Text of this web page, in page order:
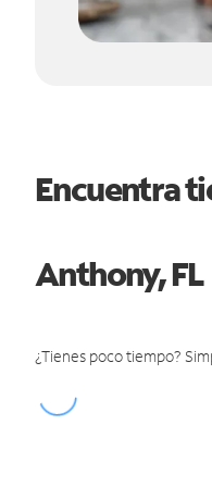
Encuentra
Anthony, FL
¿Tienes poco tiempo?